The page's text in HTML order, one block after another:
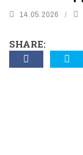
14.05.2026
SHARE: